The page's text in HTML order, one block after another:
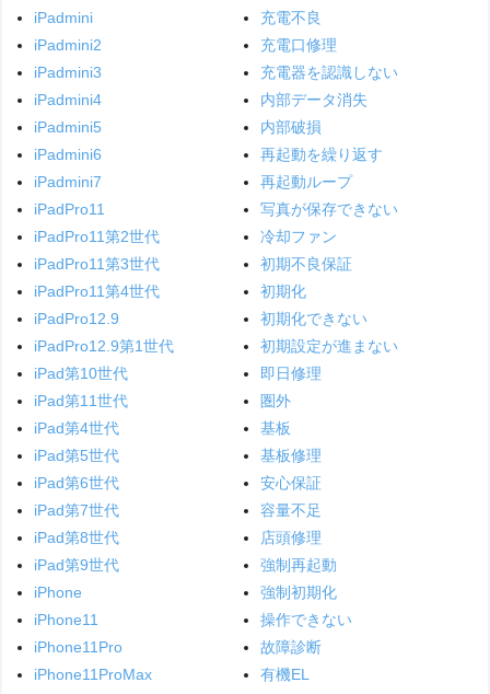
iPadmini
iPadmini2
iPadmini3
iPadmini4
iPadmini5
iPadmini6
iPadmini7
iPadPro11
iPadPro11第2世代
iPadPro11第3世代
iPadPro11第4世代
iPadPro12.9
iPadPro12.9第1世代
iPad第10世代
iPad第11世代
iPad第4世代
iPad第5世代
iPad第6世代
iPad第7世代
iPad第8世代
iPad第9世代
iPhone
iPhone11
iPhone11Pro
iPhone11ProMax
充電不良
充電口修理
充電器を認識しない
内部データ消失
内部破損
再起動を繰り返す
再起動ループ
写真が保存できない
冷却ファン
初期不良保証
初期化
初期化できない
初期設定が進まない
即日修理
圏外
基板
基板修理
安心保証
容量不足
店頭修理
強制再起動
強制初期化
操作できない
故障診断
有機EL